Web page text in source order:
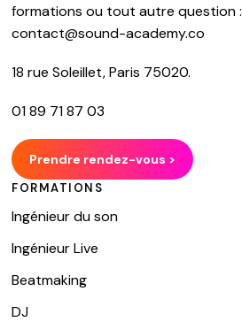
formations ou tout autre question :
contact@sound-academy.co
18 rue Soleillet, Paris 75020.
01 89 71 87 03
Prendre rendez-vous >
FORMATIONS
Ingénieur du son
Ingénieur Live
Beatmaking
DJ